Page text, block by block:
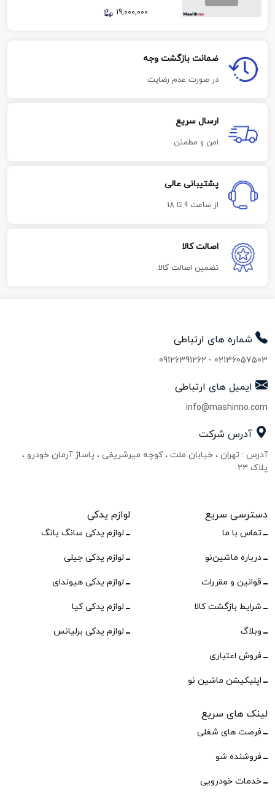
19,000,000
ضمانت بازگشت وجه
در صورت عدم رضایت
ارسال سریع
امن و مطمئن
پشتیبانی عالی
از ساعت 9 تا 18
اصالت کالا
تضمین اصالت کالا
شماره های ارتباطی
02136057503
-
09126391262
ایمیل های ارتباطی
info@mashinno.com
آدرس شرکت
آدرس : تهران ، خیابان ملت ، کوچه میرشریفی ، پاساژ آرمان خودرو ،
پلاک ۲۴
دسترسی سریع
تماس با ما
درباره ماشین‌نو
قوانین و مقررات
شرایط بازگشت کالا
وبلاگ
فروش اعتباری
اپلیکیشن ماشین نو
لوازم یدکی
لوازم یدکی سانگ یانگ
لوازم یدکی جیلی
لوازم یدکی هیوندای
لوازم یدکی کیا
لوازم یدکی برلیانس
لینک های سریع
فرصت های شغلی
فروشنده شو
خدمات خودرویی